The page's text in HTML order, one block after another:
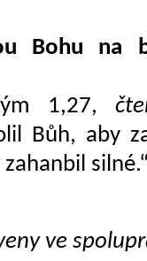
Bohu na
1,27,
Bůh, aby
ve